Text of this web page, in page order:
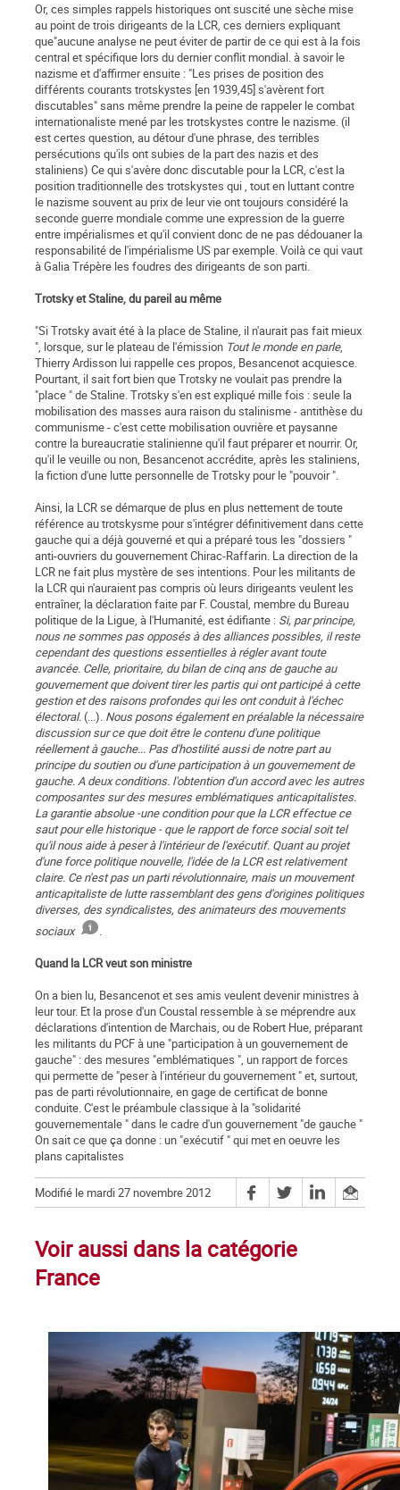
Or, ces simples rappels historiques ont suscité une sèche mise
au point de trois dirigeants de la LCR, ces derniers expliquant
que"aucune analyse ne peut éviter de partir de ce qui est à la fois
central et spécifique lors du dernier conflit mondial. à savoir le
nazisme et d'affirmer ensuite : "Les prises de position des
différents courants trotskystes [en 1939,45] s'avèrent fort
discutables" sans même prendre la peine de rappeler le combat
internationaliste mené par les trotskystes contre le nazisme. (il
est certes question, au détour d'une phrase, des terribles
persécutions qu'ils ont subies de la part des nazis et des
staliniens) Ce qui s'avère donc discutable pour la LCR, c'est la
position traditionnelle des trotskystes qui , tout en luttant contre
le nazisme souvent au prix de leur vie ont toujours considéré la
seconde guerre mondiale comme une expression de la guerre
entre impérialismes et qu'il convient donc de ne pas dédouaner la
responsabilité de l'impérialisme US par exemple. Voilà ce qui vaut
à Galia Trépère les foudres des dirigeants de son parti.
Trotsky et Staline, du pareil au même
"Si Trotsky avait été à la place de Staline, il n'aurait pas fait mieux
", lorsque, sur le plateau de l'émission Tout le monde en parle,
Thierry Ardisson lui rappelle ces propos, Besancenot acquiesce.
Pourtant, il sait fort bien que Trotsky ne voulait pas prendre la
"place " de Staline. Trotsky s'en est expliqué mille fois : seule la
mobilisation des masses aura raison du stalinisme - antithèse du
communisme - c'est cette mobilisation ouvrière et paysanne
contre la bureaucratie stalinienne qu'il faut préparer et nourrir. Or,
qu'il le veuille ou non, Besancenot accrédite, après les staliniens,
la fiction d'une lutte personnelle de Trotsky pour le "pouvoir ".
Ainsi, la LCR se démarque de plus en plus nettement de toute
référence au trotskysme pour s'intégrer définitivement dans cette
gauche qui a déjà gouverné et qui a préparé tous les "dossiers "
anti-ouvriers du gouvernement Chirac-Raffarin. La direction de la
LCR ne fait plus mystère de ses intentions. Pour les militants de
la LCR qui n'auraient pas compris où leurs dirigeants veulent les
entraîner, la déclaration faite par F. Coustal, membre du Bureau
politique de la Ligue, à l'Humanité, est édifiante : Si, par principe,
nous ne sommes pas opposés à des alliances possibles, il reste
cependant des questions essentielles à régler avant toute
avancée. Celle, prioritaire, du bilan de cinq ans de gauche au
gouvernement que doivent tirer les partis qui ont participé à cette
gestion et des raisons profondes qui les ont conduit à l'échec
électoral.(...). Nous posons également en préalable la nécessaire
discussion sur ce que doit être le contenu d'une politique
réellement à gauche... Pas d'hostilité aussi de notre part au
principe du soutien ou d'une participation à un gouvernement de
gauche. A deux conditions. l'obtention d'un accord avec les autres
composantes sur des mesures emblématiques anticapitalistes.
La garantie absolue -une condition pour que la LCR effectue ce
saut pour elle historique - que le rapport de force social soit tel
qu'il nous aide à peser à l'intérieur de l'exécutif. Quant au projet
d'une force politique nouvelle, l'idée de la LCR est relativement
claire. Ce n'est pas un parti révolutionnaire, mais un mouvement
anticapitaliste de lutte rassemblant des gens d'origines politiques
diverses, des syndicalistes, des animateurs des mouvements
sociaux
.
Quand la LCR veut son ministre
On a bien lu, Besancenot et ses amis veulent devenir ministres à
leur tour. Et la prose d'un Coustal ressemble à se méprendre aux
déclarations d'intention de Marchais, ou de Robert Hue, préparant
les militants du PCF à une "participation à un gouvernement de
gauche" : des mesures "emblématiques ", un rapport de forces
qui permette de "peser à l'intérieur du gouvernement " et, surtout,
pas de parti révolutionnaire, en gage de certificat de bonne
conduite. C'est le préambule classique à la "solidarité
gouvernementale " dans le cadre d'un gouvernement "de gauche "
On sait ce que ça donne : un "exécutif " qui met en oeuvre les
plans capitalistes
Modifié le mardi 27 novembre 2012
Voir aussi dans la catégorie
France